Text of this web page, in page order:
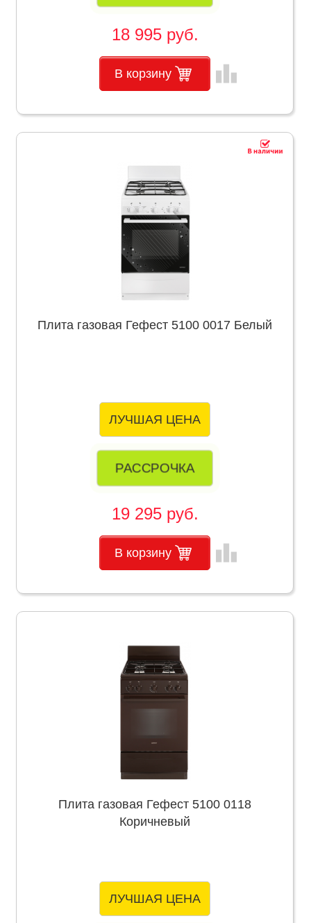
18 995 руб.
В корзину leaderboard
Плита газовая Гефест 5100 0017 Белый
ЛУЧШАЯ ЦЕНА
РАССРОЧКА
19 295 руб.
В корзину leaderboard
Плита газовая Гефест 5100 0118
Коричневый
ЛУЧШАЯ ЦЕНА